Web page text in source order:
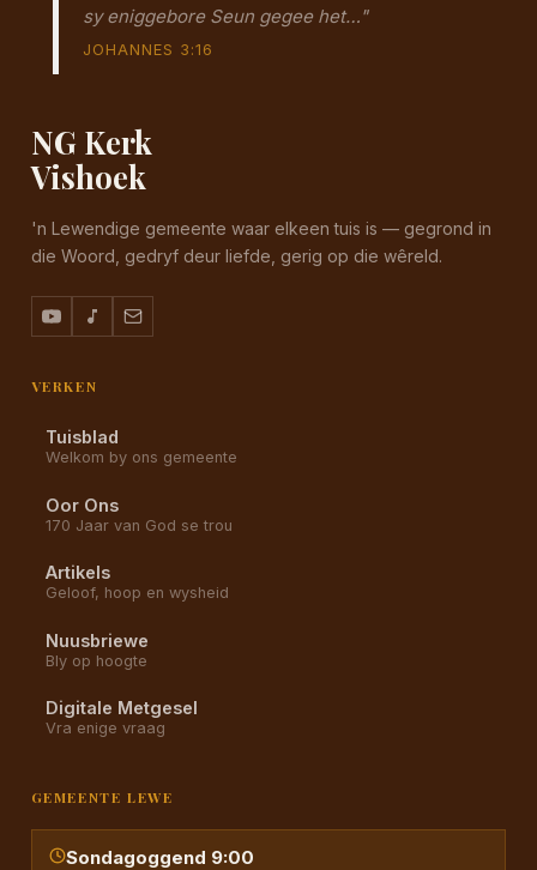
sy eniggebore Seun gegee het…"
JOHANNES 3:16
NG Kerk
Vishoek
'n Lewendige gemeente waar elkeen tuis is — gegrond in
die Woord, gedryf deur liefde, gerig op die wêreld.
VERKEN
Tuisblad
Welkom by ons gemeente
Oor Ons
170 Jaar van God se trou
Artikels
Geloof, hoop en wysheid
Nuusbriewe
Bly op hoogte
Digitale Metgesel
Vra enige vraag
GEMEENTE LEWE
Sondagoggend 9:00